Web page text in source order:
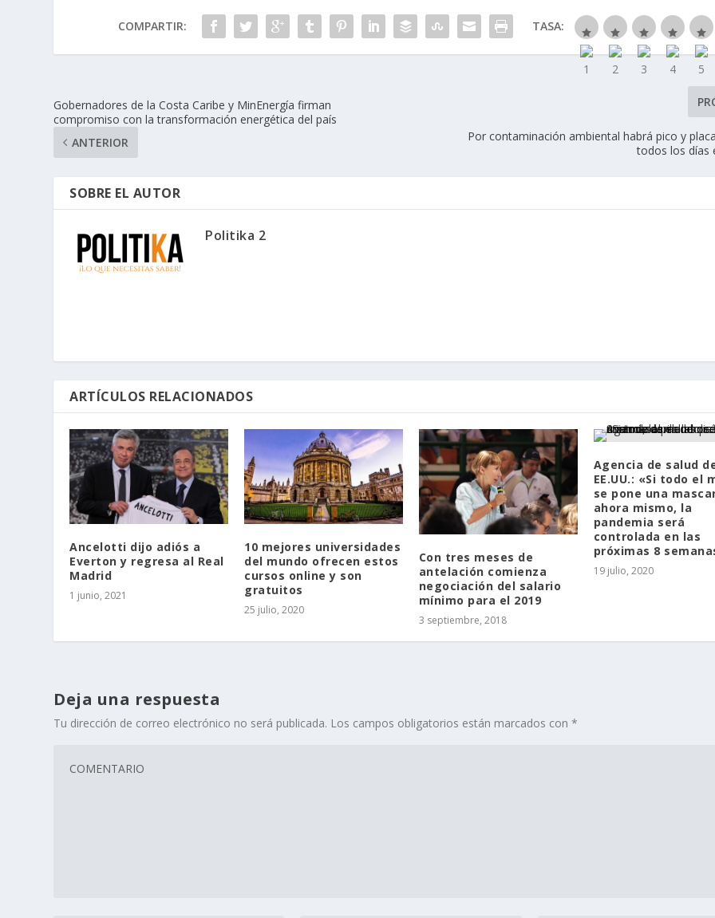
COMPARTIR: TASA:
Gobernadores de la Costa Caribe y MinEnergía firman
compromiso con la transformación energética del país
ANTERIOR
Por contaminación ambiental habrá pico y
todos los días
SOBRE EL AUTOR
Politika 2
ARTÍCULOS RELACIONADOS
Ancelotti dijo adiós a
Everton y regresa al Real
Madrid
1 junio, 2021
10 mejores universidades
del mundo ofrecen estos
cursos online y son
gratuitos
25 julio, 2020
Con tres meses de
antelación comienza
negociación del salario
mínimo para el 2019
3 septiembre, 2018
Agencia de salud
EE.UU.: «Si todo el
se pone una
ahora mismo, la
pandemia será
controlada en las
próximas 8
19 julio, 2020
Deja una respuesta
Tu dirección de correo electrónico no será publicada. Los campos obligatorios están marcados con*